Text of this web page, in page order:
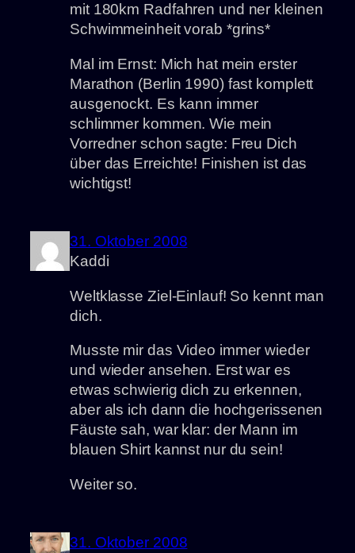
mit 180km Radfahren und ner kleinen
Schwimmeinheit vorab *grins*
Mal im Ernst: Mich hat mein erster
Marathon (Berlin 1990) fast komplett
ausgenockt. Es kann immer
schlimmer kommen. Wie mein
Vorredner schon sagte: Freu Dich
über das Erreichte! Finishen ist das
wichtigst!
31. Oktober 2008
Kaddi
Weltklasse Ziel-Einlauf! So kennt man
dich.
Musste mir das Video immer wieder
und wieder ansehen. Erst war es
etwas schwierig dich zu erkennen,
aber als ich dann die hochgerissenen
Fäuste sah, war klar: der Mann im
blauen Shirt kannst nur du sein!
Weiter so.
31. Oktober 2008